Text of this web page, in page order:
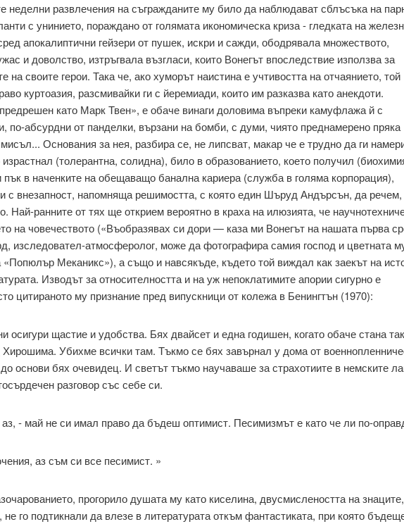
неделни развлечения на съгражданите му било да наблюдават сблъсъка на
с унинието, пораждано от голямата икономическа криза - гледката на
апокалиптични гейзери от пушек, искри и сажди, ободря­вала множеството,
и до­волство, изтръгвала възгласи, които Вонегът впоследствие използва за
на своите герои. Така че, ако хуморът наистина е учтивостта на отчаянието, той
куртоазия, разсмивайки ги с йеремиади, които им разказва като анекдоти.
като Марк Твен», е обаче винаги доловима въпреки камуфлажа й с
по-абсурдни от панделки, вързани на бомби, с ду­ми, чиято преднамерено пряка
Основания за нея, разбира се, не липсват, макар че е трудно да ги
(толерантна, солидна), било в образованието, което получил
пък в наченките на обещаващо банална кариера (служба в голяма корпорация),
с внезапност, напомняща решимостта, с която един Шъруд Андърсън, да
Най-ранните от тях ще открием вероятно в краха на илюзията, че
на човечеството («Въобразявах си дори — каза ми Вонегът на нашата първа
изследовател-атмосферолог, може да фотографира самия господ и цветната
«Попюлър Меканикс»), а също и навсякъде, където той виждал как заекът на
Изводът за относителността и на уж непоклатимите апории сигурно е
цитираното му признание пред випускници от колежа в Бенингтън (1970):
осигури щастие и удоб­ства. Бях двайсет и една годишен, когато обаче стана
Убихме всички там. Тъкмо се бях завърнал у дома от
основи бях очевидец. И светът тъкмо научаваше за страхотиите в немските
разговор със себе си.
- май не си имал право да бъдеш оптимист. Песимизмът е като че ли по-
аз съм си все пе­симист. »
прогорило душата му като киселина, двусмислеността на
не го подтикнали да влезе в лите­ратурата откъм фантастиката, при която